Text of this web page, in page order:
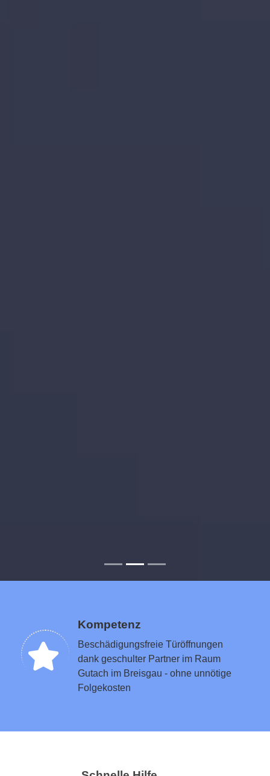
Kompetenz
Beschädigungsfreie Türöffnungen
dank geschulter Partner im Raum
Gutach im Breisgau - ohne unnötige
Folgekosten